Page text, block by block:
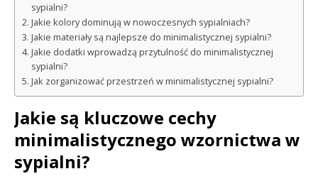
sypialni?
Jakie kolory dominują w nowoczesnych sypialniach?
Jakie materiały są najlepsze do minimalistycznej sypialni?
Jakie dodatki wprowadzą przytulność do minimalistycznej
sypialni?
Jak zorganizować przestrzeń w minimalistycznej sypialni?
Jakie są kluczowe cechy
minimalistycznego wzornictwa w
sypialni?